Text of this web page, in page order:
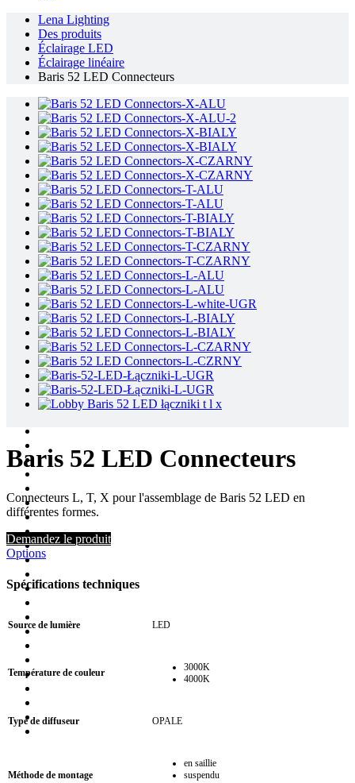
Lena Lighting
Des produits
Éclairage LED
Éclairage linéaire
Baris 52 LED Connecteurs
Baris 52 LED Connecteurs
Connecteurs L, T, X pour l'assemblage de Baris 52 LED en
différentes formes.
Demandez le produit
Options
Spécifications techniques
Source de lumière LED
Température de couleur
3000K
4000K
Type de diffuseur OPALE
Méthode de montage
en saillie
suspendu